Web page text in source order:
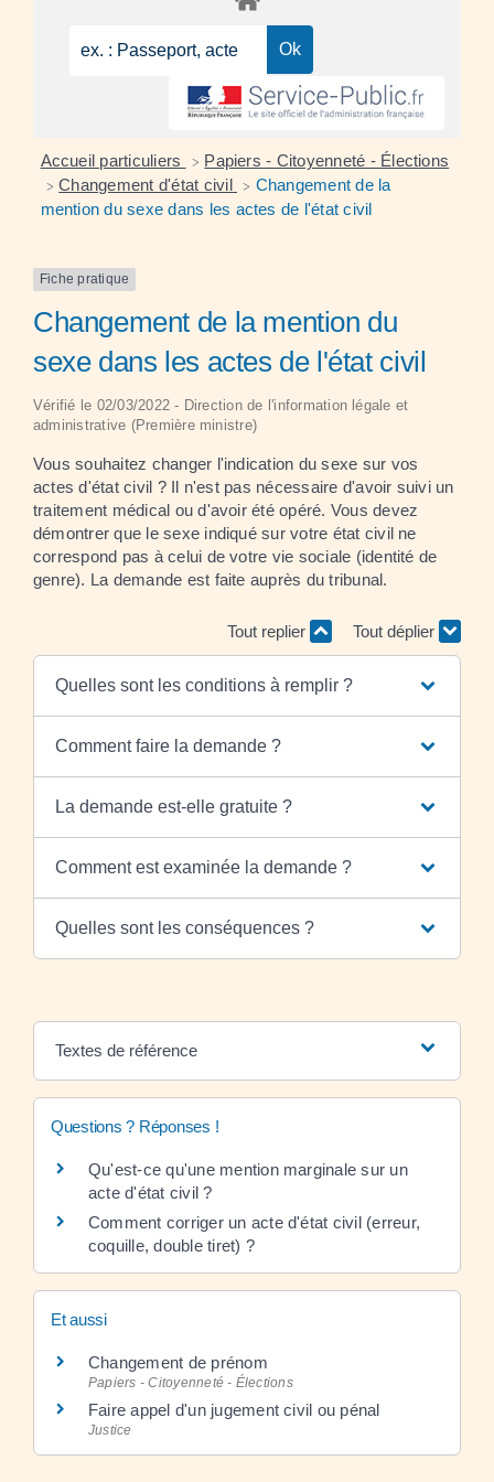
Accueil particuliers > Papiers - Citoyenneté - Élections
> Changement d'état civil > Changement de la
mention du sexe dans les actes de l'état civil
Fiche pratique
Changement de la mention du
sexe dans les actes de l'état civil
Vérifié le 02/03/2022 - Direction de l'information légale et
administrative (Première ministre)
Vous souhaitez changer l'indication du sexe sur vos
actes d'état civil ? Il n'est pas nécessaire d'avoir suivi un
traitement médical ou d'avoir été opéré. Vous devez
démontrer que le sexe indiqué sur votre état civil ne
correspond pas à celui de votre vie sociale (identité de
genre). La demande est faite auprès du tribunal.
Tout replier Tout déplier
Quelles sont les conditions à remplir ?
Comment faire la demande ?
La demande est-elle gratuite ?
Comment est examinée la demande ?
Quelles sont les conséquences ?
Textes de référence
Questions ? Réponses !
Qu'est-ce qu'une mention marginale sur un
acte d'état civil ?
Comment corriger un acte d'état civil (erreur,
coquille, double tiret) ?
Et aussi
Changement de prénom
Papiers - Citoyenneté - Élections
Faire appel d'un jugement civil ou pénal
Justice